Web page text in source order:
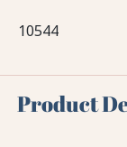
10544
Product